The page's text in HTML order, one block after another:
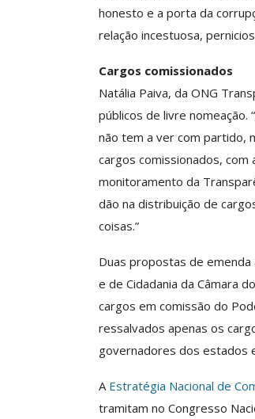
honesto e a porta da
relação incestuosa,
Cargos comissionados
Natália Paiva, da ONG
públicos de livre nomeação.
não tem a ver com partido,
cargos comissionados, com
monitoramento da
dão na distribuição de
coisas.”
Duas propostas de emenda
e de Cidadania da Câmara
cargos em comissão do
ressalvados apenas os
governadores dos estados
A Estratégia Nacional de
tramitam no Congresso